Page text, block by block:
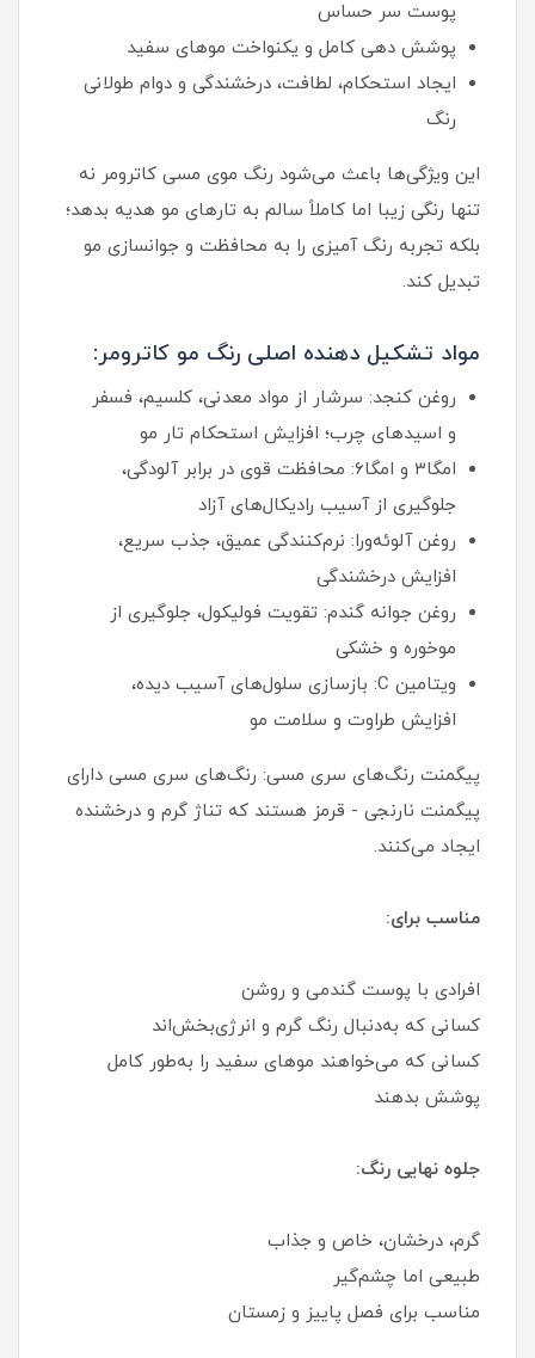
پوست سر حساس
پوشش دهی کامل و یکنواخت موهای سفید
ایجاد استحکام، لطافت، درخشندگی و دوام طولانی
رنگ
این ویژگی‌ها باعث می‌شود رنگ موی مسی کاترومر نه
تنها رنگی زیبا اما کاملاً سالم به تارهای مو هدیه بدهد؛
بلکه تجربه رنگ آمیزی را به محافظت و جوانسازی مو
تبدیل کند.
مواد تشکیل دهنده اصلی رنگ مو کاترومر:
روغن کنجد: سرشار از مواد معدنی، کلسیم، فسفر
و اسیدهای چرب؛ افزایش استحکام تار مو
امگا۳ و امگا۶: محافظت قوی در برابر آلودگی،
جلوگیری از آسیب رادیکال‌های آزاد
روغن آلوئه‌ورا: نرم‌کنندگی عمیق، جذب سریع،
افزایش درخشندگی
روغن جوانه گندم: تقویت فولیکول، جلوگیری از
موخوره و خشکی
ویتامین C: بازسازی سلول‌های آسیب دیده،
افزایش طراوت و سلامت مو
پیگمنت رنگ‌های سری مسی: رنگ‌های سری مسی دارای
پیگمنت نارنجی - قرمز هستند که تناژ گرم و درخشنده
ایجاد می‌کنند.
مناسب برای:
افرادی با پوست گندمی و روشن
کسانی که به‌دنبال رنگ گرم و انرژی‌بخش‌اند
کسانی که می‌خواهند موهای سفید را به‌طور کامل
پوشش بدهند
جلوه نهایی رنگ:
گرم، درخشان، خاص و جذاب
طبیعی اما چشم‌گیر
مناسب برای فصل پاییز و زمستان